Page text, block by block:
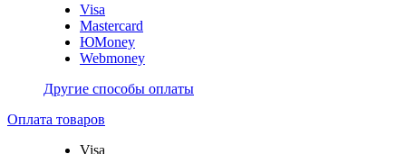
Visa
Mastercard
ЮMoney
Webmoney
Другие способы оплаты
Оплата товаров
Visa